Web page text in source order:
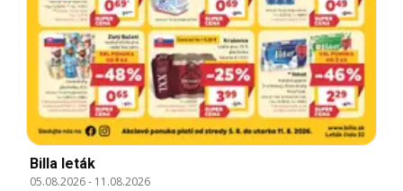
Billa leták
05.08.2026- 11.08.2026